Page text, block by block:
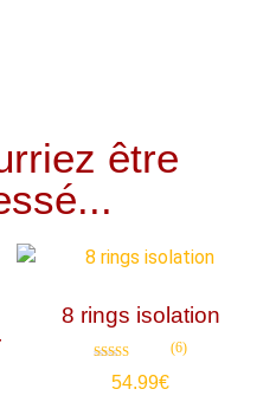
être
8 rings isolation
4.67
(6)
54.99€